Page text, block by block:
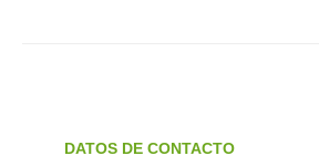
DATOS DE CONTACTO